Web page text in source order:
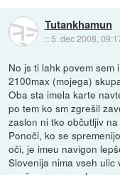
Tutankhamun
:: 5. dec 2008,
No js ti lahk povem
2100max (mojega)
Oba sta imela karte
po tem ko sm zgrešil
zaslon ni tko občutljiv
Ponoči, ko se
oči, je imeu navigon
Slovenija nima vseh